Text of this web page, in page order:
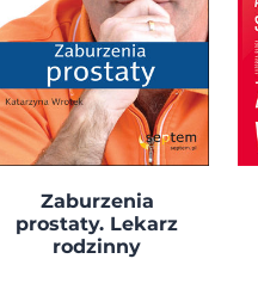
Zaburzenia
prostaty. Lekarz
rodzinny